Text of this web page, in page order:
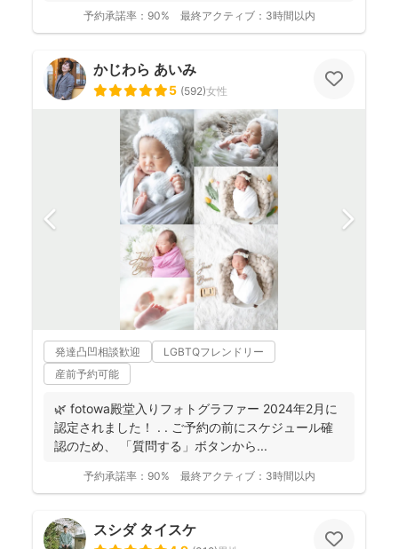
予約承諾率： 90% 最終アクティブ： 3時間以内
かじわら あいみ
5 (592)女性
発達凸凹相談歓迎
LGBTQフレンドリー
産前予約可能
🌿 fotowa殿堂入りフォトグラファー 2024年2月に
認定されました！ . . ご予約の前にスケジュール確
認のため、 「質問する」ボタンから...
予約承諾率： 90% 最終アクティブ： 3時間以内
スシダ タイスケ